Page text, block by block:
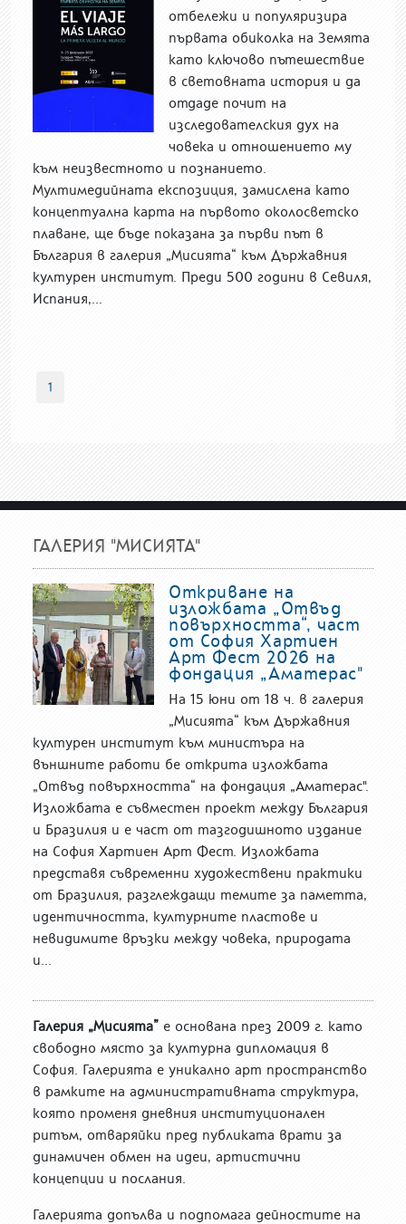
отбележи и популяризира
първата обиколка на Земята
като ключово пътешествие
в световната история и да
отдаде почит на
изследователския дух на
човека и отношението му
към неизвестното и познанието.
Мултимедийната експозиция, замислена като
концептуална карта на първото околосветско
плаване, ще бъде показана за първи път в
България в галерия „Мисията“ към Държавния
културен институт. Преди 500 години в Севиля,
Испания,...
1
ГАЛЕРИЯ "МИСИЯТА"
Откриване на
изложбата „Отвъд
повърхността“, част
от София Хартиен
Арт Фест 2026 на
фондация „Аматерас"
На 15 юни от 18 ч. в галерия
„Мисията“ към Държавния
културен институт към министъра на
външните работи бе открита изложбата
„Отвъд повърхността“ на фондация „Аматерас".
Изложбата е съвместен проект между България
и Бразилия и е част от тазгодишното издание
на София Хартиен Арт Фест. Изложбата
представя съвременни художествени практики
от Бразилия, разглеждащи темите за паметта,
идентичността, културните пластове и
невидимите връзки между човека, природата
и...
Галерия „Мисията” е основана през 2009 г. като
свободно място за културна дипломация в
София. Галерията е уникално арт пространство
в рамките на административната структура,
която променя дневния институционален
ритъм, отваряйки пред публиката врати за
динамичен обмен на идеи, артистични
концепции и послания.
Галерията допълва и подпомага дейностите на